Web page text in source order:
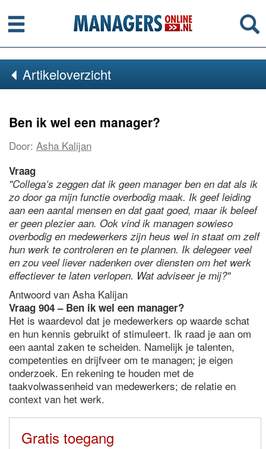
Menu
Artikeloverzicht
Ben ik wel een manager?
Door: Asha Kalijan
Vraag
"Collega’s zeggen dat ik geen manager ben en dat als ik
zo door ga mijn functie overbodig maak. Ik geef leiding
aan een aantal mensen en dat gaat goed, maar ik beleef
er geen plezier aan. Ook vind ik managen sowieso
overbodig en medewerkers zijn heus wel in staat om zelf
hun werk te controleren en te plannen. Ik delegeer veel
en zou veel liever nadenken over diensten om het werk
effectiever te laten verlopen. Wat adviseer je mij?"
Antwoord van Asha Kalijan
Vraag 904 – Ben ik wel een manager?
Het is waardevol dat je medewerkers op waarde schat
en hun kennis gebruikt of stimuleert. Ik raad je aan om
een aantal zaken te scheiden. Namelijk je talenten,
competenties en drijfveer om te managen; je eigen
onderzoek. En rekening te houden met de
taakvolwassenheid van medewerkers; de relatie en
context van het werk.
Gratis toegang